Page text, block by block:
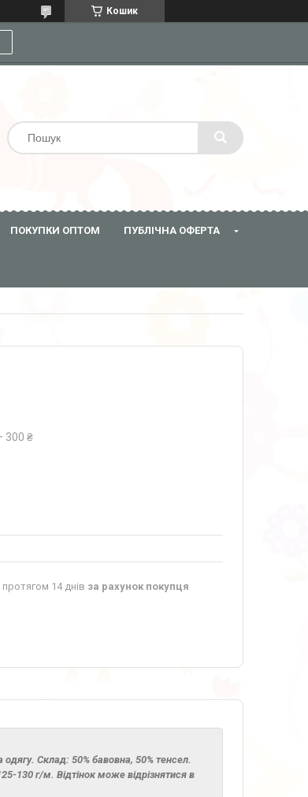
Кошик
ПОКУПКИ ОПТОМ ПУБЛІЧНА ОФЕРТА
300 ₴
14 днів за рахунок покупця
Склад: 50% бавовна, 50% тенсел.
130 г/м. Відтінок може відрізнятися в